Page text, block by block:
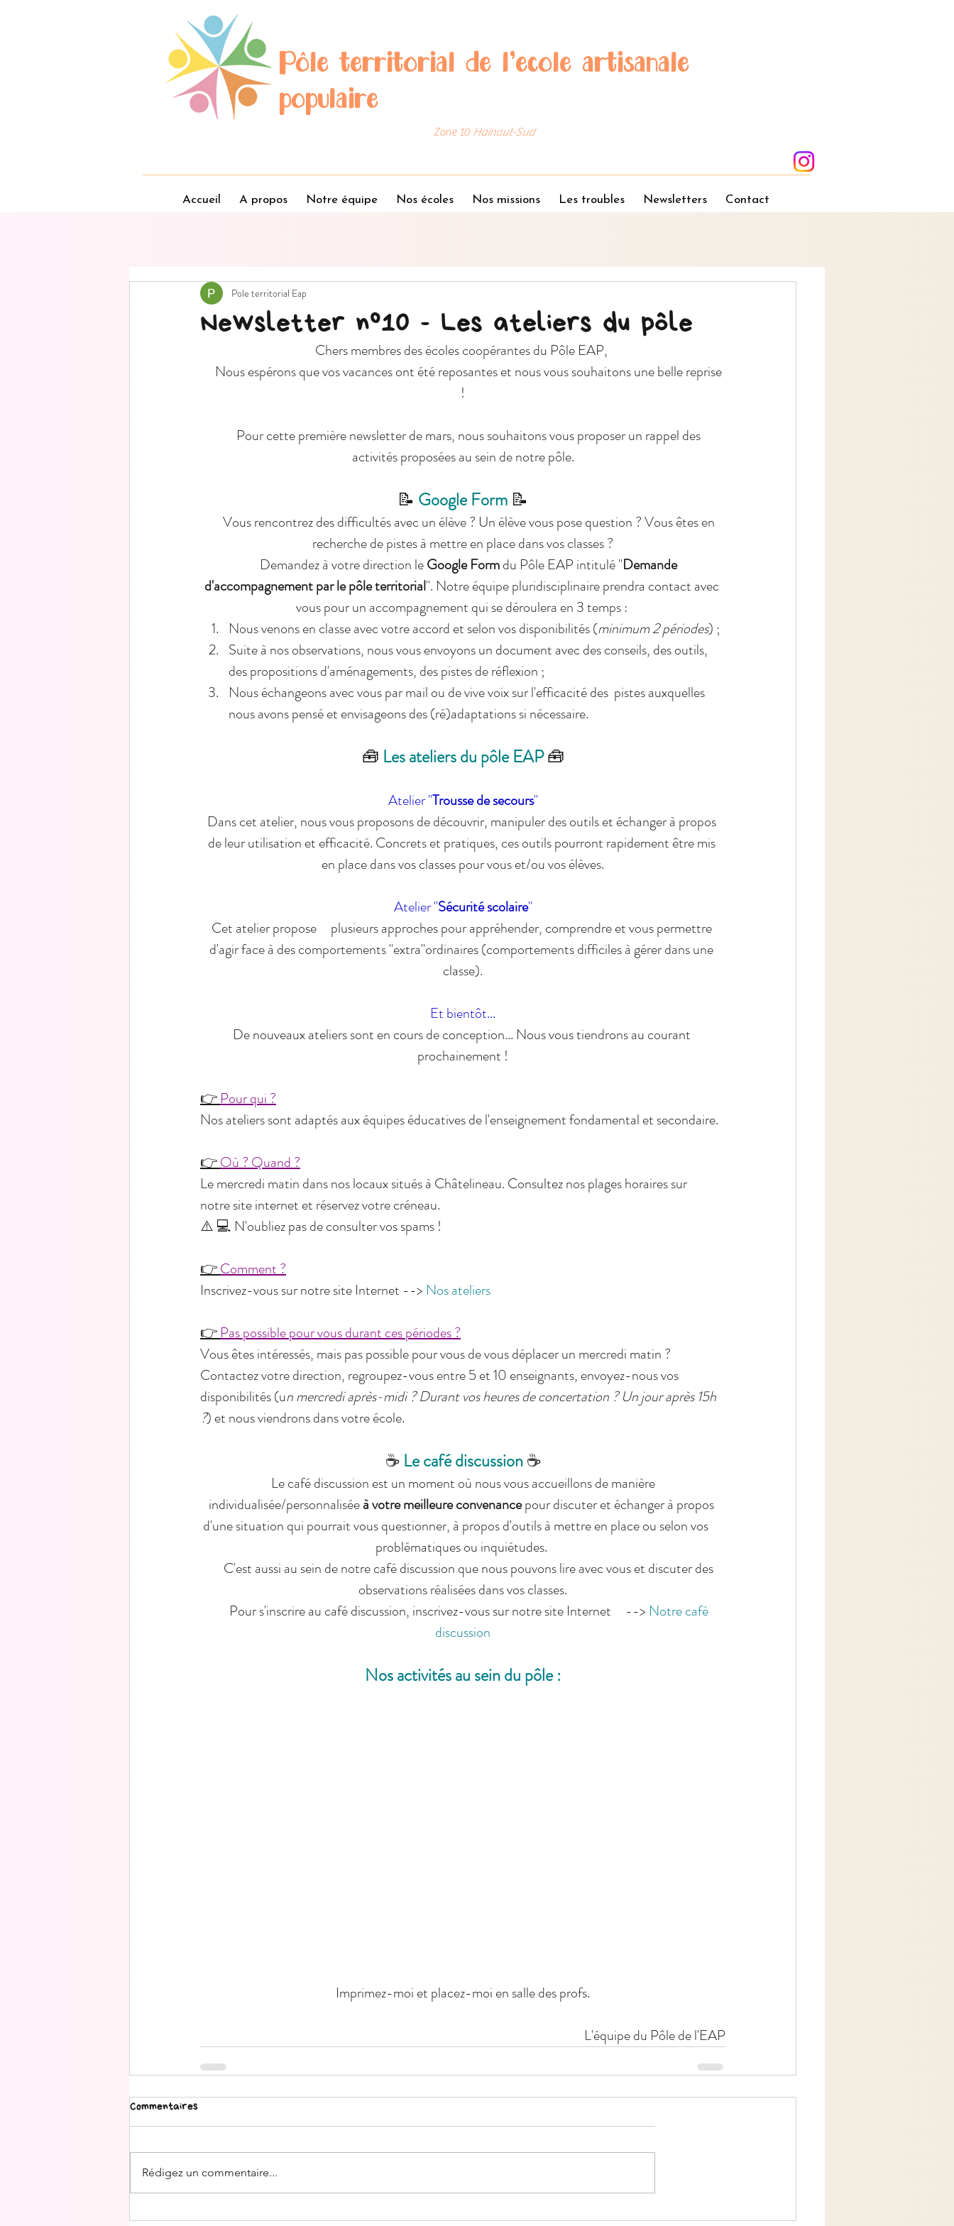
Pôle territorial de l'école artisanale
populaire
Zone 10 Hainaut-Sud
Accueil A propos Notre équipe Nos écoles Nos missions Les troubles Newsletters Contact
Newsletter n°10 - Les ateliers du pôle
Pole territorial Eap
Chers membres des écoles coopérantes du Pôle EAP,
!
activités proposées au sein de notre pôle.
📝 Google Form 📝
recherche de pistes à mettre en place dans vos classes ?
     Demandez à votre direction le
Google Form du Pôle EAP intitulé "Demande
d'accompagnement par le pôle territorial". Notre équipe pluridisciplinaire prendra contact avec
vous pour un accompagnement qui se déroulera en 3 temps :
Nous venons en classe avec votre accord et selon vos disponibilités (minimum 2 périodes) ;
Suite à nos observations, nous vous envoyons un document avec des conseils, des outils,
des propositions d'aménagements, des pistes de réflexion ;
Nous échangeons avec vous par mail ou de vive voix sur l'efficacité des  pistes auxquelles
nous avons pensé et envisageons des (ré)adaptations si nécessaire.
🧰 Les ateliers du pôle EAP 🧰
Atelier "Trousse de secours"
Dans cet atelier, nous vous proposons de découvrir, manipuler des outils et échanger à propos
de leur utilisation et efficacité. Concrets et pratiques, ces outils pourront rapidement être mis
en place dans vos classes pour vous et/ou vos élèves.
Atelier "Sécurité scolaire"
Cet atelier propose     plusieurs approches pour appréhender, comprendre et vous permettre
d'agir face à des comportements "extra"ordinaires (comportements difficiles à gérer dans une
classe).
Et bientôt...
De nouveaux ateliers sont en cours de conception... Nous vous tiendrons au courant
prochainement !
👉 Pour qui ?
Nos ateliers sont adaptés aux équipes éducatives de l'enseignement fondamental et secondaire.
👉 Où ? Quand ?
Le mercredi matin dans nos locaux situés à Châtelineau. Consultez nos plages horaires sur
notre site internet et réservez votre créneau.
⚠️ 💻 N'oubliez pas de consulter vos spams !
👉 Comment ?
Inscrivez-vous sur notre site Internet --> Nos ateliers
👉 Pas possible pour vous durant ces périodes ?
Vous êtes intéressés, mais pas possible pour vous de vous déplacer un mercredi matin ?
Contactez votre direction, regroupez-vous entre 5 et 10 enseignants, envoyez-nous vos
disponibilités (un mercredi après-midi ? Durant vos heures de concertation ? Un jour après 15h
?) et nous viendrons dans votre école.
☕ Le café discussion ☕
individualisée/personnalisée à votre meilleure convenance pour discuter et échanger à propos
d'une situation qui pourrait vous questionner, à propos d'outils à mettre en place ou selon vos
problématiques ou inquiétudes.
observations réalisées dans vos classes.
     Pour s'inscrire au café discussion, inscrivez-vous sur notre site Internet     -->
Notre café
discussion
Nos activités au sein du pôle :
Imprimez-moi et placez-moi en salle des profs.
L'équipe du Pôle de l'EAP
Commentaires
Rédigez un commentaire...